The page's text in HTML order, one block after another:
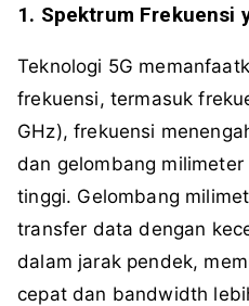
1. Spektrum Frekuensi
Teknologi 5G
frekuensi, termasuk
GHz), frekuensi
dan gelombang
tinggi. Gelombang
transfer data dengan
dalam jarak pendek,
cepat dan bandwidth